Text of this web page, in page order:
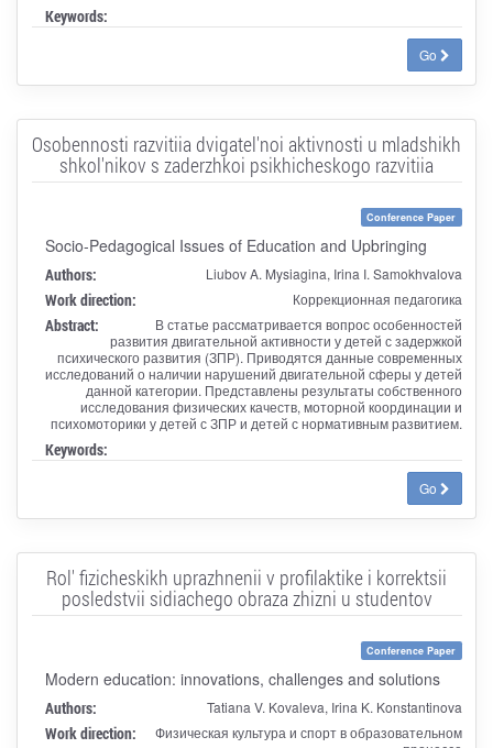
Keywords:
Go
Osobennosti razvitiia dvigatel'noi aktivnosti u mladshikh
shkol'nikov s zaderzhkoi psikhicheskogo razvitiia
Conference Paper
Socio-Pedagogical Issues of Education and Upbringing
Authors: Liubov A. Mysiagina, Irina I. Samokhvalova
Work direction: Коррекционная педагогика
Abstract:
В статье рассматривается вопрос особенностей
развития двигательной активности у детей с задержкой
психического развития (ЗПР). Приводятся данные современных
исследований о наличии нарушений двигательной сферы у детей
данной категории. Представлены результаты собственного
исследования физических качеств, моторной координации и
психомоторики у детей с ЗПР и детей с нормативным развитием.
Keywords:
Go
Rol' fizicheskikh uprazhnenii v profilaktike i korrektsii
posledstvii sidiachego obraza zhizni u studentov
Conference Paper
Modern education: innovations, challenges and solutions
Authors: Tatiana V. Kovaleva, Irina K. Konstantinova
Work direction:
Физическая культура и спорт в образовательном